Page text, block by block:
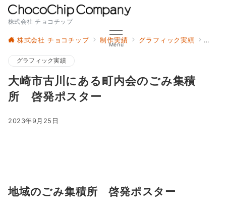
株式会社 チョコチップ
Menu
株式会社 チョコチップ 制作実績 グラフィック実績 大崎
グラフィック実績
大崎市古川にある町内会のごみ集積
所 啓発ポスター
2023年9月25日
地域のごみ集積所 啓発ポスター